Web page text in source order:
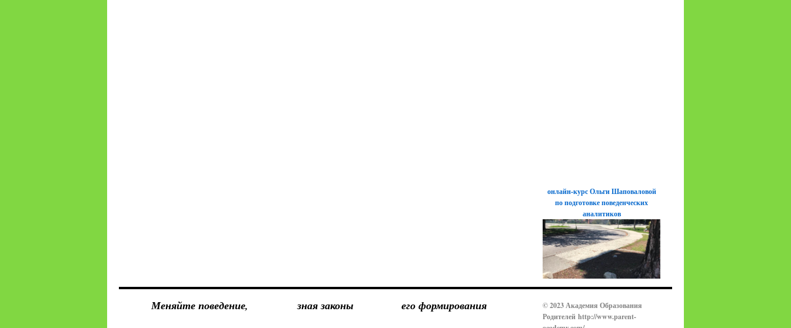
онлайн-курс Ольги Шаповаловой
по подготовке поведенческих
аналитиков
Меняйте поведение, зная законы его формирования
© 2023 Академия Образования
Родителей http://www.parent-